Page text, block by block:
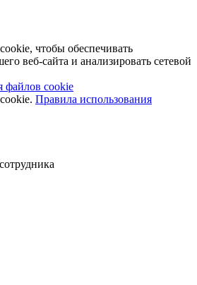
чтобы обеспечивать
веб-сайта и анализировать сетевой
файлов cookie
Правила использования